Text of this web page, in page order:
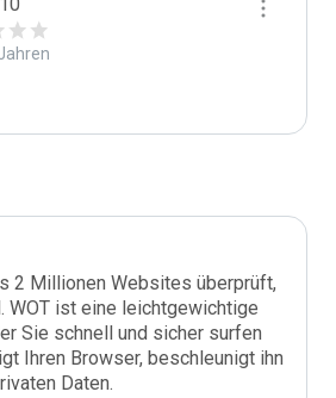
2 Millionen Websites überprüft,
WOT ist eine leichtgewichtige
Sie schnell und sicher surfen
Ihren Browser, beschleunigt ihn
Daten.